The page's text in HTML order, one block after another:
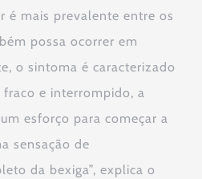
é mais prevalente entre os
possa ocorrer em
o sintoma é caracterizado
e interrompido, a
esforço para começar a
sensação de
da bexiga”, explica o